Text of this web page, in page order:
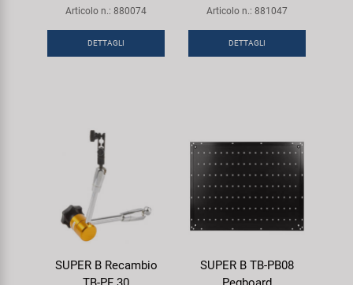
Articolo n.: 880074
DETTAGLI
Articolo n.: 881047
DETTAGLI
SUPER B Recambio
SUPER B TB-PB08